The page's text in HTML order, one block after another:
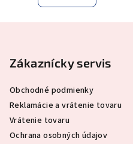
Zákaznícky servis
Obchodné podmienky
Reklamácie a vrátenie tovaru
Vrátenie tovaru
Ochrana osobných údajov